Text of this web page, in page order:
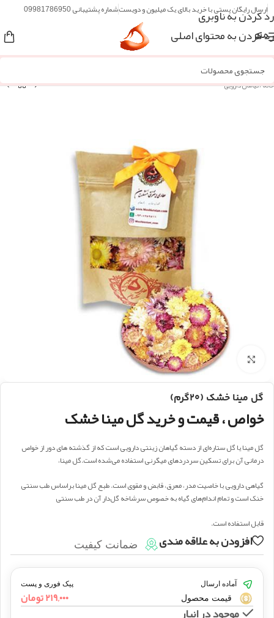
رد کردن به ناوبری
رد کردن به محتوای اصلی
ارسال رایگان پستی با خرید بالای یک میلیون و دویستشماره پشتیبانی 09981786950
منو
خانه/گیاهان دارویی
بزرگنمایی تصویر
گل مینا خشک (۲۰گرم)
خواص ، قیمت و خرید گل مینا خشک
گل مینا یا گل ستاره‌ای از دسته گیاهان زینتی دارویی است که از گذشته‌ های دور از خواص
درمانی آن برای تسکین سردردهای میگرنی استفاده می‌شده است.گل مینا،
گیاهی دارویی با خاصیت مدر، معرق، قابض و مقوی است. طبع گل مینا براساس طب سنتی
خنک است و تمام اندام‌های گیاه به خصوص سرشاخه گل‌دار آن در طب سنتی
قابل استفاده است.
افزودن به علاقه مندی ضمانت کیفیت
آماده ارسال پیک فوری و پست
قیمت محصول ۲۱۹,۰۰۰تومان